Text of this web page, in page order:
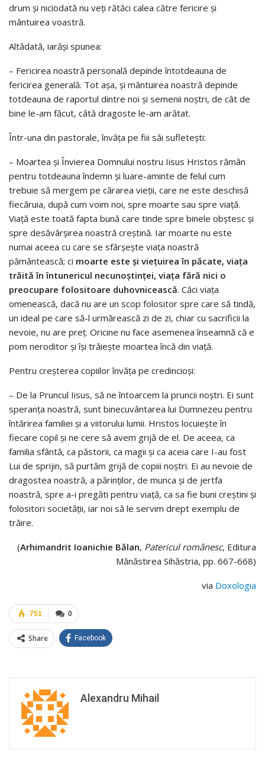
drum şi niciodată nu veţi rătăci calea către fericire şi
mântuirea voastră.
Altădată, iarăşi spunea:
– Fericirea noastră personală depinde întotdeauna de
fericirea generală. Tot aşa, şi mântuirea noastră depinde
totdeauna de raportul dintre noi şi semenii noştri, de cât de
bine le-am făcut, câtă dragoste le-am arătat.
Într-una din pastorale, învăţa pe fiii săi sufleteşti:
– Moartea şi Învierea Domnului nostru Iisus Hristos rămân
pentru totdeauna îndemn şi luare-aminte de felul cum
trebuie să mergem pe cărarea vieţii, care ne este deschisă
fiecăruia, după cum voim noi, spre moarte sau spre viaţă.
Viaţă este toată fapta bună care tinde spre binele obştesc şi
spre desăvârşirea noastră creştină. Iar moarte nu este
numai aceea cu care se sfârşeşte viaţa noastră
pământească; ci moarte este şi vieţuirea în păcate, viaţa
trăită în întunericul necunoştinţei, viaţa fără nici o
preocupare folositoare duhovnicească. Căci viaţa
omenească, dacă nu are un scop folositor spre care să tindă,
un ideal pe care să-l urmărească zi de zi, chiar cu sacrificii la
nevoie, nu are preţ. Oricine nu face asemenea înseamnă că e
pom neroditor şi îşi trăieşte moartea încă din viaţă.
Pentru creşterea copiilor învăţa pe credincioşi:
– De la Pruncul Iisus, să ne întoarcem la pruncii noştri. Ei sunt
speranţa noastră, sunt binecuvântarea lui Dumnezeu pentru
întărirea familiei şi a viitorului lumii. Hristos locuieşte în
fiecare copil şi ne cere să avem grijă de el. De aceea, ca
familia sfântă, ca păstorii, ca magii şi ca aceia care I-au fost
Lui de sprijin, să purtăm grijă de copiii noştri. Ei au nevoie de
dragostea noastră, a părinţilor, de munca şi de jertfa
noastră, spre a-i pregăti pentru viaţă, ca sa fie buni creştini şi
folositori societăţii, iar noi să le servim drept exemplu de
trăire.
(Arhimandrit Ioanichie Bălan, Patericul românesc, Editura
Mănăstirea Sihăstria, pp. 667-668)
via Doxologia
0
751
Share Facebook
Alexandru Mihail